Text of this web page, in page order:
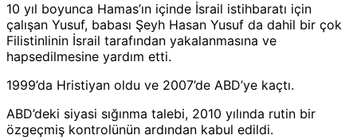
10 yıl boyunca Hamas’ın içinde İsrail istihbaratı için
çalışan Yusuf, babası Şeyh Hasan Yusuf da dahil bir çok
Filistinlinin İsrail tarafından yakalanmasına ve
hapsedilmesine yardım etti.
1999’da Hristiyan oldu ve 2007’de ABD’ye kaçtı.
ABD’deki siyasi sığınma talebi, 2010 yılında rutin bir
özgeçmiş kontrolünün ardından kabul edildi.